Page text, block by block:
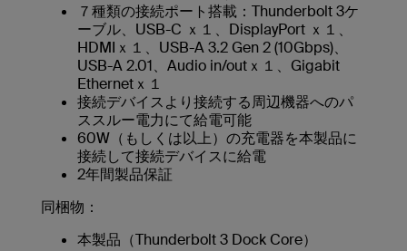
７種類の接続ポート搭載：Thunderbolt 3ケ
ーブル、USB-C ｘ１、DisplayPort ｘ１、
HDMIｘ１、USB-A 3.2 Gen 2 (10Gbps)、
USB-A 2.01、Audio in/outｘ１、Gigabit
Ethernetｘ１
接続デバイスより接続する周辺機器へのパ
ススルー電力にて給電可能
60W（もしくは以上）の充電器を本製品に
接続して接続デバイスに給電
2年間製品保証
同梱物：
本製品（Thunderbolt 3 Dock Core）